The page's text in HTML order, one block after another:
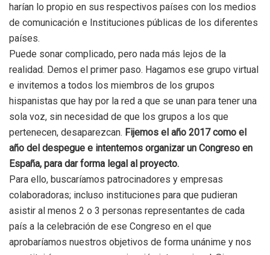
harían lo propio en sus respectivos países con los medios
de comunicación e Instituciones públicas de los diferentes
países.
Puede sonar complicado, pero nada más lejos de la
realidad. Demos el primer paso. Hagamos ese grupo virtual
e invitemos a todos los miembros de los grupos
hispanistas que hay por la red a que se unan para tener una
sola voz, sin necesidad de que los grupos a los que
pertenecen, desaparezcan. Fijemos el año 2017 como el
año del despegue e intentemos organizar un Congreso en
España, para dar forma legal al proyecto.
Para ello, buscaríamos patrocinadores y empresas
colaboradoras; incluso instituciones para que pudieran
asistir al menos 2 o 3 personas representantes de cada
país a la celebración de ese Congreso en el que
aprobaríamos nuestros objetivos de forma unánime y nos